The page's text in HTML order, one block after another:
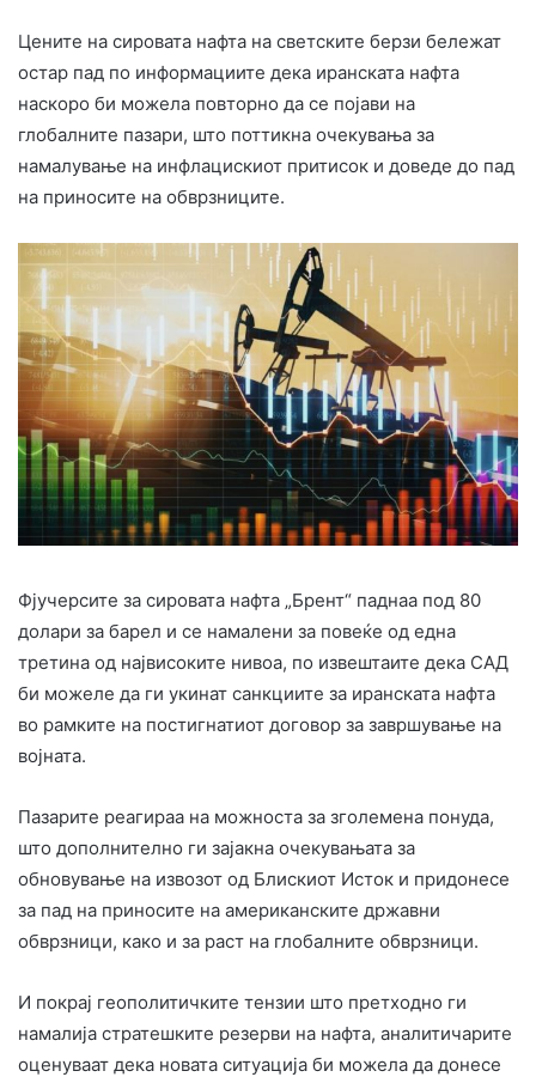
Цените на сировата нафта на светските берзи бележат
остар пад по информациите дека иранската нафта
наскоро би можела повторно да се појави на
глобалните пазари, што поттикна очекувања за
намалување на инфлацискиот притисок и доведе до пад
на приносите на обврзниците.
Фјучерсите за сировата нафта „Брент“ паднаа под 80
долари за барел и се намалени за повеќе од една
третина од највисоките нивоа, по извештаите дека САД
би можеле да ги укинат санкциите за иранската нафта
во рамките на постигнатиот договор за завршување на
војната.
Пазарите реагираа на можноста за зголемена понуда,
што дополнително ги зајакна очекувањата за
обновување на извозот од Блискиот Исток и придонесе
за пад на приносите на американските државни
обврзници, како и за раст на глобалните обврзници.
И покрај геополитичките тензии што претходно ги
намалија стратешките резерви на нафта, аналитичарите
оценуваат дека новата ситуација би можела да донесе